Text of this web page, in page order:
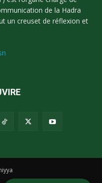
de la Hadra
un creuset de réflexion et